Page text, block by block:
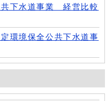
下水道事業 経営比較
環境保全公共下水道事